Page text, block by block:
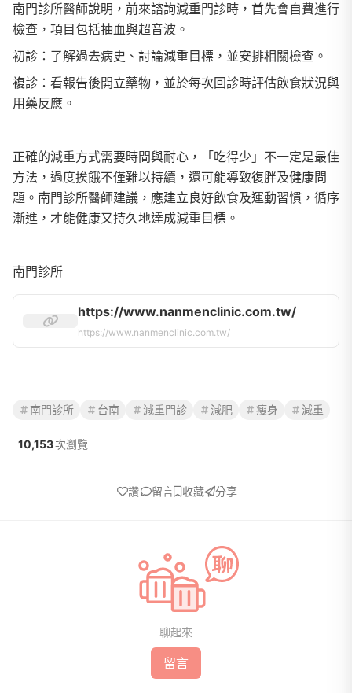
南門診所醫師說明，前來諮詢減重門診時，首先會自費進行
檢查，項目包括抽血與超音波。
初診：了解過去病史、討論減重目標，並安排相關檢查。
複診：看報告後開立藥物，並於每次回診時評估飲食狀況與
用藥反應。
正確的減重方式需要時間與耐心，「吃得少」不一定是最佳
方法，過度挨餓不僅難以持續，還可能導致復胖及健康問
題。南門診所醫師建議，應建立良好飲食及運動習慣，循序
漸進，才能健康又持久地達成減重目標。
南門診所
https://www.nanmenclinic.com.tw/
https://www.nanmenclinic.com.tw/
南門診所 台南 減重門診 減肥 瘦身 減重
10,153次瀏覽
讚 留言 收藏 分享
聊起來
留言